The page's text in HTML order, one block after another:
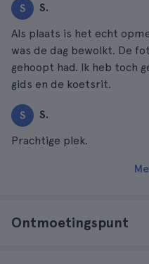
S S.
Als plaats is het echt
was de dag bewolkt. De
gehoopt had. Ik heb toch
gids en de koetsrit.
S S.
Prachtige plek.
Ontmoetingspunt